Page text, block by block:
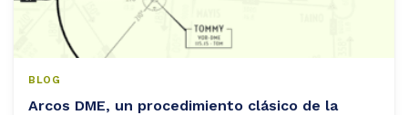
BLOG
Arcos DME, un procedimiento clásico de la